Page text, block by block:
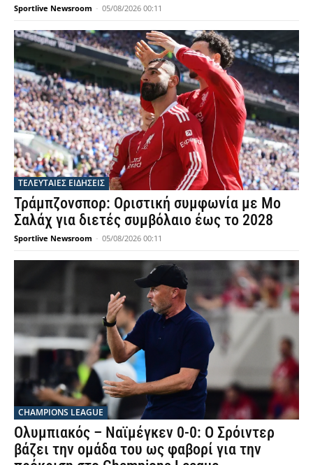
Sportlive Newsroom - 05/08/2026 00:11
ΤΕΛΕΥΤΑΙΕΣ ΕΙΔΗΣΕΙΣ
Τράμπζονσπορ: Οριστική συμφωνία με Μο
Σαλάχ για διετές συμβόλαιο έως το 2028
Sportlive Newsroom - 05/08/2026 00:11
CHAMPIONS LEAGUE
Ολυμπιακός – Ναϊμέγκεν 0-0: Ο Σρόιντερ
βάζει την ομάδα του ως φαβορί για την